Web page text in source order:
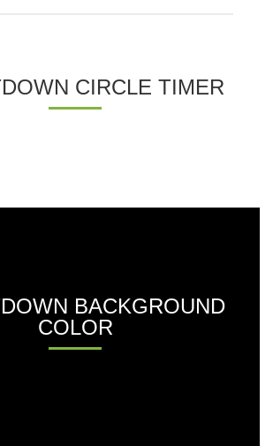
CIRCLE TIMER
BACKGROUND
COLOR